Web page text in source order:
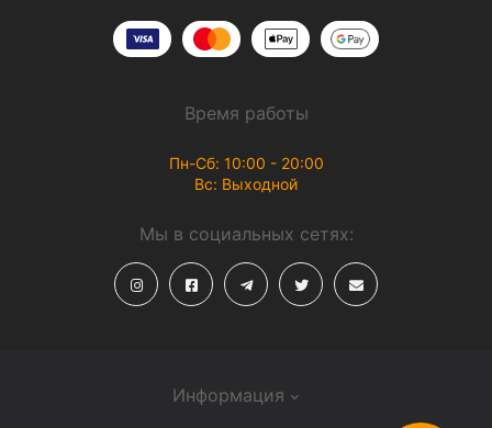
Информация
Время работы
Пн-Сб: 10:00 - 20:00
Вс: Выходной
Мы в социальных сетях: